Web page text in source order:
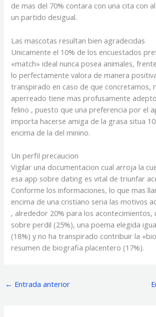
de mas del 70% contara con una cita con
un partido desigual.
Las mascotas resultan bien agradecidas
Unicamente el 10% de los encuestados
«match» ideal nunca posea animales,
lo perfectamente valora de manera
transpirado en caso de que concretamos,
aperreado tiene mas profusamente
felino , puesto que una preferencia por el
importa hacerse amiga de la grasa situa
encima de la del minino.
Un perfil precaucion
Vigilar una documentacion cual arroja la
esa app sobre dating es vital de triunfar
Conforme los informaciones, lo que mas
encima de una cristiano seri­a las motivos
, alrededor 20% para los
sobre perdil (25%), una poema elegida
(18%) y no ha transpirado contribuir la
resumen de biografia placentero (17%).
← Entrada anterior